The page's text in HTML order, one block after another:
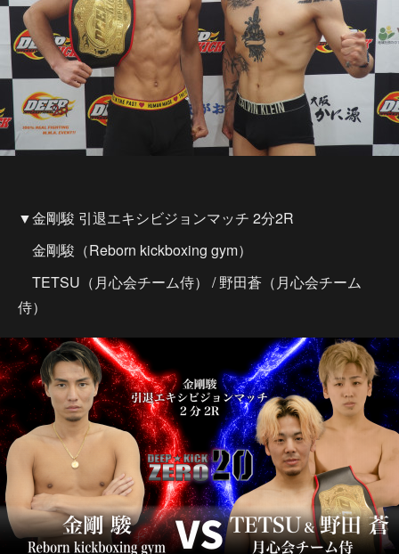
▼金剛駿 引退エキシビジョンマッチ 2分2R
金剛駿（Reborn kickboxing gym）
TETSU（月心会チーム侍） / 野田蒼（月心会チーム
侍）